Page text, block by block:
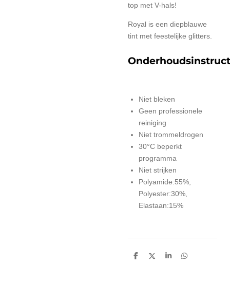
top met V-hals!
Royal is een diepblauwe
tint met feestelijke glitters.
Niet bleken
Geen professionele
reiniging
Niet trommeldrogen
30°C beperkt
programma
Niet strijken
Polyamide:55%,
Polyester:30%,
Elastaan:15%
D
D
S
D